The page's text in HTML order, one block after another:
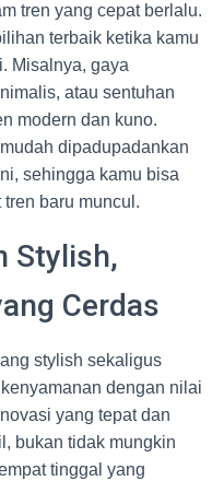
tren yang cepat berlalu.
terbaik ketika kamu
Misalnya, gaya
atau sentuhan
modern dan kuno.
dipadupadankan
sehingga kamu bisa
baru muncul.
Stylish,
Cerdas
stylish sekaligus
dengan nilai
yang tepat dan
bukan tidak mungkin
tinggal yang